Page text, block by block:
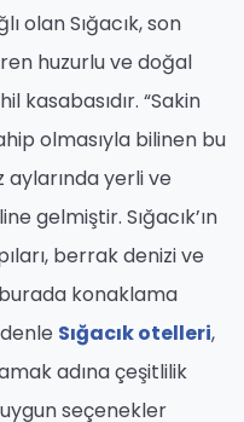
olan Sığacık, son
huzurlu ve doğal
kasabasıdır. “Sakin
olmasıyla bilinen bu
aylarında yerli ve
gelmiştir. Sığacık’ın
berrak denizi ve
konaklama
Sığacık otelleri,
adına çeşitlilik
seçenekler